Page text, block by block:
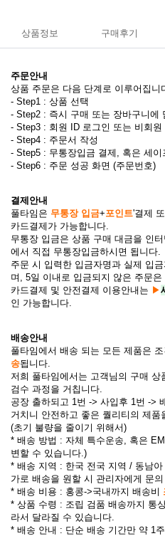
상품정보 구매후기
주문안내
상품 주문은 다음 단계로 이루어집니
- Step1 : 상품 선택
- Step2 : 즉시 구매 또는 장바구니에
- Step3 : 회원 ID 로그인 또는 비회원
- Step4 : 주문서 작성
- Step5 : 무통장입금 결제, 혹은 세이
- Step6 : 주문 성공 화면 (주문번호)
결제안내
풀타임은 무통장 입금+포인트'결제
카드결제가 가능합니다.
무통장 입금은 상품 구매 대금을 인
에서 직접 무통장입금하시면 됩니다.
주문 시 입력한 입금자명과 실제 입
며, 5일 이내로 입금되지 않은 주문은
카드결제 및 안전결제 이용안내는 ▶
인 가능합니다.
배송안내
풀타임에서 배송 되는 모든 제품은
송됩니다.
저희 풀타임에서는 고객님의 구매
검수 과정을 거칩니다.
공장 출하되고 1번 -> 사입후 1번 ->
거치니 안전하고 좋은 퀄리티의 제품
(초기 불량을 줄이기 위해서)
* 배송 방법 : 자체 특수운송, 혹은
변할 수 있습니다.)
* 배송 지역 : 한국 전국 지역 / 동남
가로 배송을 원할 시 관리자에게 문
* 배송 비용 : 홍콩->국내까지 배송비
* 상품 수령 : 조립 검품 배송까지 통
라서 달라질 수 있습니다.
* 배송 안내 : 단순 배송 기간만 약 1